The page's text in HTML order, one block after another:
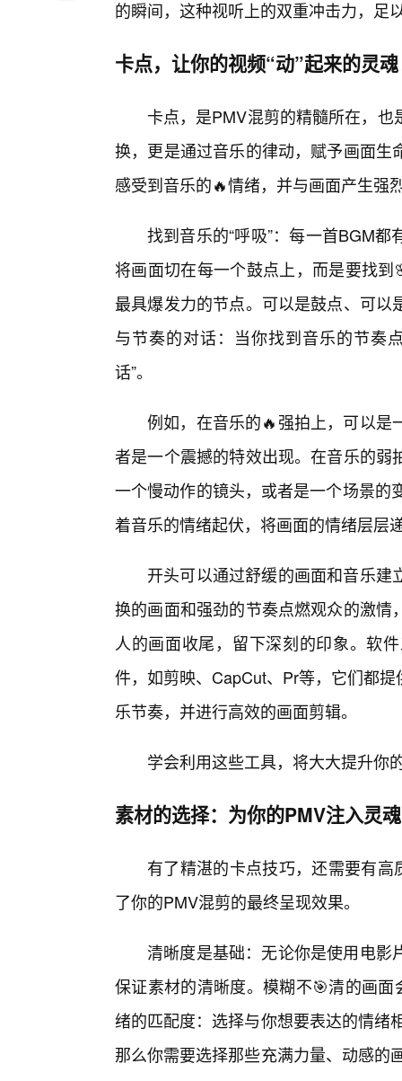
的瞬间，这种视听上的双重冲击力，足
卡点，让你的视频“动”起来的灵
卡点，是PMV混剪的精髓所在，
换，更是通过音乐的律动，赋予画面
感受到音乐的🔥情绪，并与画面产生强
找到音乐的“呼吸”：每一首BGM
将画面切在每一个鼓点上，而是要找
最具爆发力的节点。可以是鼓点、可
与节奏的对话：当你找到音乐的节奏
话”。
例如，在音乐的🔥强拍上，可以是
者是一个震撼的特效出现。在音乐的
一个慢动作的镜头，或者是一个场景的
着音乐的情绪起伏，将画面的情绪层层
开头可以通过舒缓的画面和音乐
换的画面和强劲的节奏点燃观众的激
人的画面收尾，留下深刻的印象。软
件，如剪映、CapCut、Pr等，它们都
乐节奏，并进行高效的画面剪辑。
学会利用这些工具，将大大提升你
素材的选择：为你的PMV注入灵
有了精湛的卡点技巧，还需要有
了你的PMV混剪的最终呈现效果。
清晰度是基础：无论你是使用电影
保证素材的清晰度。模糊不🎯清的画
绪的匹配度：选择与你想要表达的情绪
那么你需要选择那些充满力量、动感的